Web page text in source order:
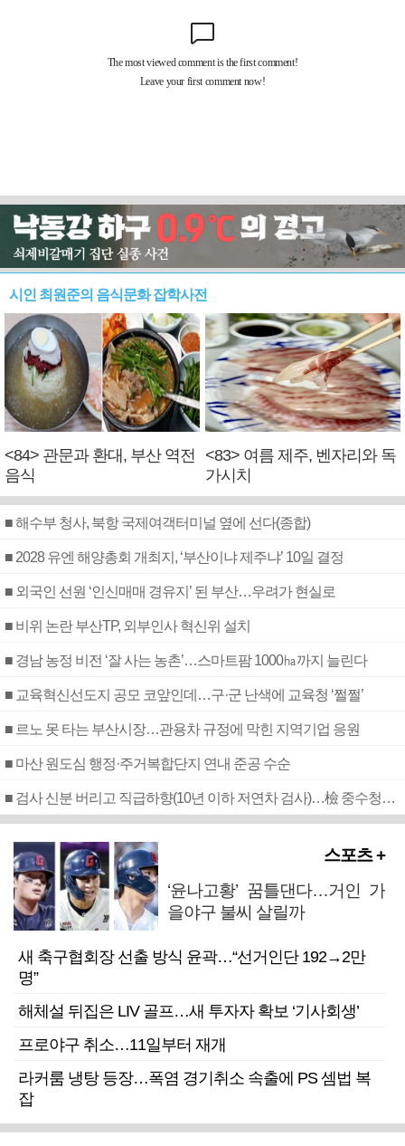
시인 최원준의 음식문화 잡학사전
<84> 관문과 환대, 부산 역전
음식
<83> 여름 제주, 벤자리와 독
가시치
■ 해수부 청사, 북항 국제여객터미널 옆에 선다(종합)
■ 2028 유엔 해양총회 개최지, ‘부산이냐 제주냐’ 10일 결정
■ 외국인 선원 ‘인신매매 경유지’ 된 부산…우려가 현실로
■ 비위 논란 부산TP, 외부인사 혁신위 설치
■ 경남 농정 비전 ‘잘 사는 농촌’…스마트팜 1000㏊까지 늘린다
■ 교육혁신선도지 공모 코앞인데…구·군 난색에 교육청 ‘쩔쩔’
■ 르노 못 타는 부산시장…관용차 규정에 막힌 지역기업 응원
■ 마산 원도심 행정·주거복합단지 연내 준공 수순
■ 검사 신분 버리고 직급하향(10년 이하 저연차 검사)…檢 중수청행 기피
스포츠 +
‘윤나고황’ 꿈틀댄다…거인 가
을야구 불씨 살릴까
새 축구협회장 선출 방식 윤곽…“선거인단 192→2만
명”
해체설 뒤집은 LIV 골프…새 투자자 확보 ‘기사회생’
프로야구 취소…11일부터 재개
라커룸 냉탕 등장…폭염 경기취소 속출에 PS 셈법 복
잡